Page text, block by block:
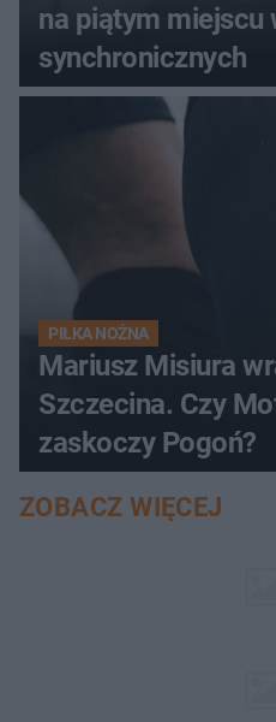
na piątym miejscu
synchronicznych
PIŁKA NOŻNA
Mariusz Misiura
Szczecina. Czy
zaskoczy Pogoń?
ZOBACZ WIĘCEJ